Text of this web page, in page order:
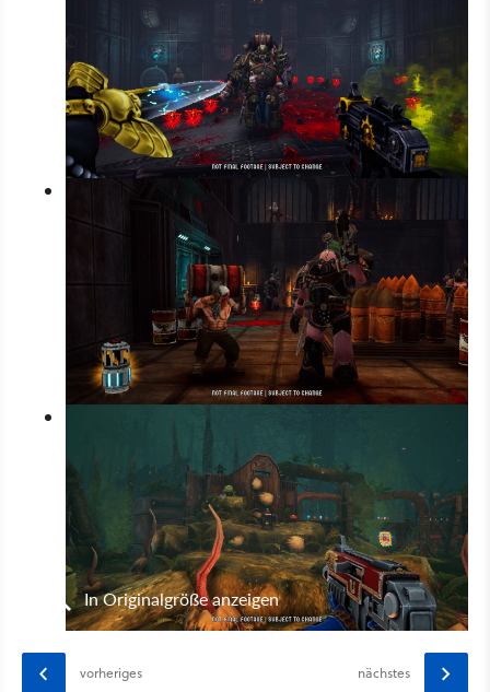
In Originalgröße anzeigen
vorheriges nächstes